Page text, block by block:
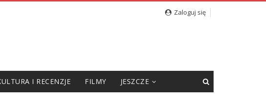
w prowokację” Zaloguj się
I RECENZJE FILMY JESZCZE